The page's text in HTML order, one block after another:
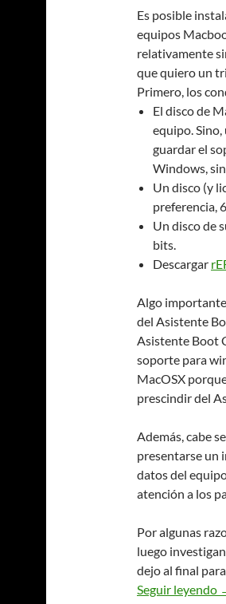
Es posible
equipos
relativamente
que quiero un
Primero, los
El disco de
equipo. Sino,
guardar el
Windows,
Un disco (y
preferencia,
Un disco de
bits.
Descargar
Algo importante
del Asistente
Asistente Boot
soporte para
MacOSX
prescindir del
Además, cabe
presentarse un
datos del
atención a los
Por algunas
luego
dejo al final
Seguir leyendo